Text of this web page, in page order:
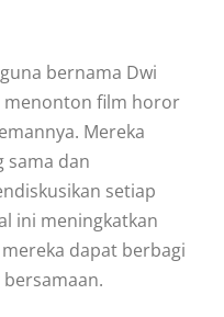
bernama Dwi
menonton film horor
Mereka
sama dan
setiap
ini meningkatkan
dapat berbagi